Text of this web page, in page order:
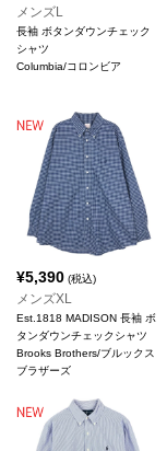
メンズL
長袖 ボタンダウンチェック
シャツ
Columbia/コロンビア
¥5,390 (税込)
メンズXL
Est.1818 MADISON 長袖 ボ
タンダウンチェックシャツ
Brooks Brothers/ブルックス
ブラザーズ